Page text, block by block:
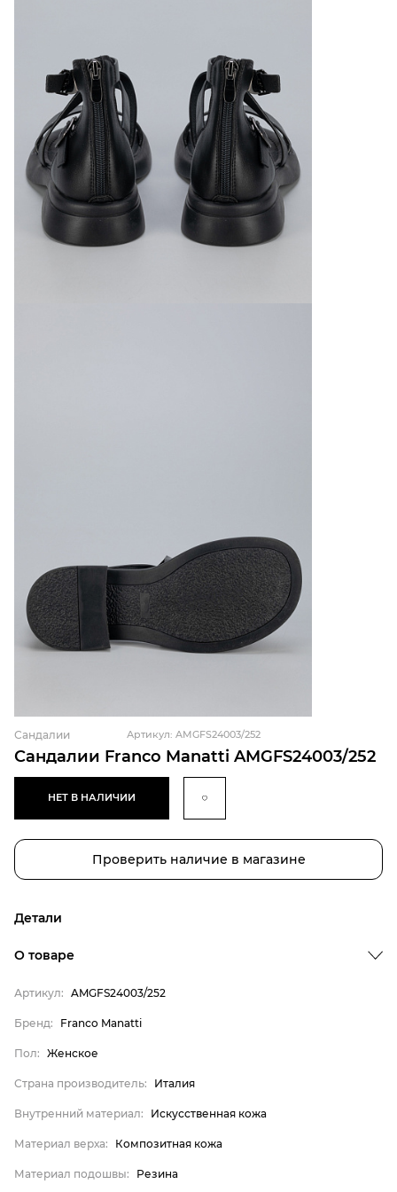
Сандалии Franco Manatti AMGFS24003/252
Сандалии Артикул: AMGFS24003/252
НЕТ В НАЛИЧИИ
Проверить наличие в магазине
Детали
Страна производитель
Внутренний материал
Материал верха
Материал подошвы
Искусственная кожа
О товаре
Артикул: AMGFS24003/252
Бренд: Franco Manatti
Пол: Женское
Страна производитель: Италия
Внутренний материал: Искусственная кожа
Материал верха: Композитная кожа
Материал подошвы: Резина